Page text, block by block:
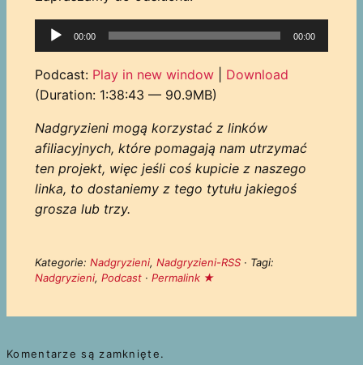
Odtwarzacz
plików
dźwiękowych
00:00 00:00
Podcast: Play in new window| Download
(Duration: 1:38:43 — 90.9MB)
Nadgryzieni mogą korzystać z linków
afiliacyjnych, które pomagają nam utrzymać
ten projekt, więc jeśli coś kupicie z naszego
linka, to dostaniemy z tego tytułu jakiegoś
grosza lub trzy.
Kategorie: Nadgryzieni, Nadgryzieni-RSS· Tagi:
Nadgryzieni, Podcast· Permalink ★
Komentarze są zamknięte.